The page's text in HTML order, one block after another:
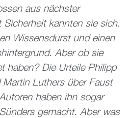
aus nächster
kannten sie sich.
Wissensdurst und einen
Aber ob sie
haben? Die Urteile Philipp
Luthers über Faust
haben ihn sogar
gemacht. Aber was